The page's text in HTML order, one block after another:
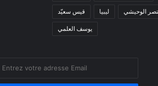
قيس سعيّد ليبيا الوحيشي
يوسف العلمي